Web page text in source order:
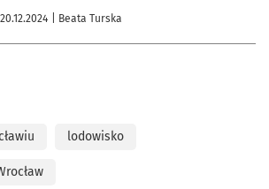
20.12.2024 | Beata Turska
lodowisko